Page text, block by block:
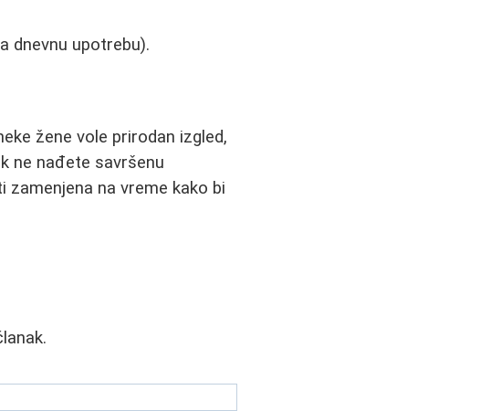
dnevnu upotrebu).
žene vole prirodan izgled,
ne nađete savršenu
zamenjena na vreme kako bi